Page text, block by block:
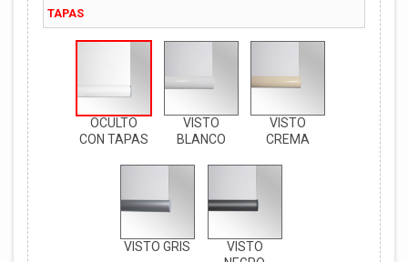
TAPAS
OCULTO
CON TAPAS
VISTO
BLANCO
VISTO
CREMA
VISTO GRIS
VISTO